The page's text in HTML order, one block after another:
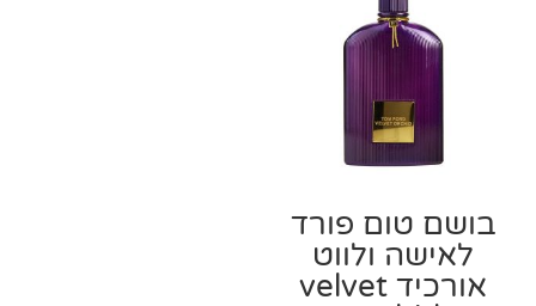
בושם טום פורד
לאישה ולווט
אורכיד velvet